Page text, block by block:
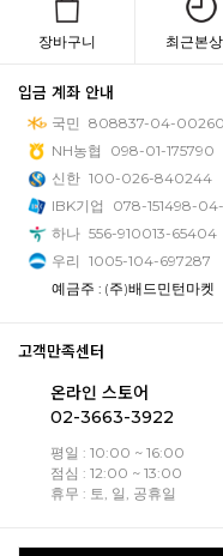
장바구니 최근본
입금 계좌 안내
국민 808837-04-
NH농협
098-01-175790
신한 100-026-840244
IBK기업
078-151498-
하나 556-910013-65404
우리 1005-104-697287
예금주 : (주)배드민턴마켓
고객만족센터
온라인 스토어
02-3663-3922
평일 : 10:00 ~ 16:00
점심 : 12:00 ~ 13:00
휴무 : 토, 일, 공휴일